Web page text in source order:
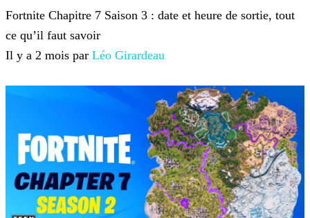
Fortnite Chapitre 7 Saison 3 : date et heure de sortie, tout
ce qu’il faut savoir
Il y a 2 mois par Léo Girardeau